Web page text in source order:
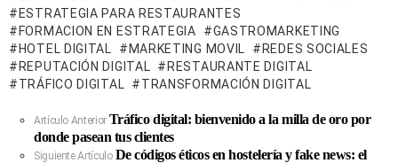
ESTRATEGIA PARA RESTAURANTES
FORMACION EN ESTRATEGIA
GASTROMARKETING
HOTEL DIGITAL
MARKETING MOVIL
REDES SOCIALES
REPUTACIÓN DIGITAL
RESTAURANTE DIGITAL
TRÁFICO DIGITAL
TRANSFORMACIÓN DIGITAL
Ver
Artículo Anterior Tráfico digital: bienvenido a la milla de oro por
donde pasean tus clientes
Siguiente Artículo De códigos éticos en hostelería y fake news: el